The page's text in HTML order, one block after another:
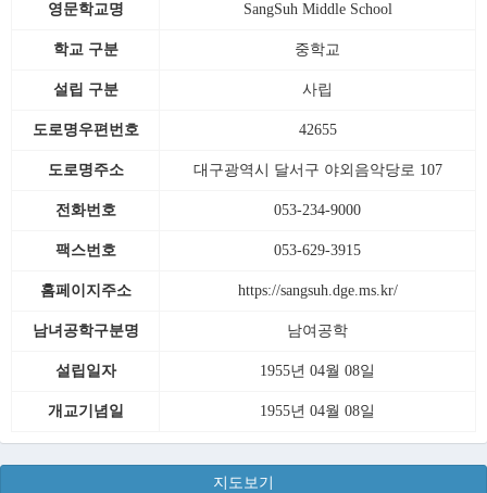
영문학교명 SangSuh Middle School
학교 구분 중학교
설립 구분 사립
도로명우편번호 42655
도로명주소 대구광역시 달서구 야외음악당로 107
전화번호 053-234-9000
팩스번호 053-629-3915
홈페이지주소 https://sangsuh.dge.ms.kr/
남녀공학구분명 남여공학
설립일자 1955년 04월 08일
개교기념일 1955년 04월 08일
지도보기